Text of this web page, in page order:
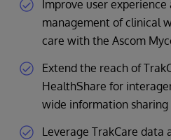
Improve user
management of clinical
care with the Ascom
Extend the reach of
HealthShare for
wide information sharing
Leverage TrakCare data